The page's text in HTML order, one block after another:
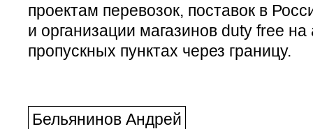
проектам перевозок, поставок в
и организации магазинов duty free
пропускных пунктах через границу.
Бельянинов Андрей